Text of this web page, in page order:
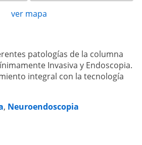
ver mapa
patologías de la columna
Invasiva y Endoscopia.
integral con la tecnología
, Neuroendoscopia